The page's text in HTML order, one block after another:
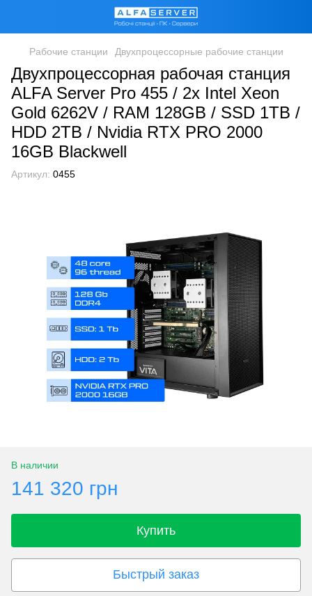
Рабочие станции Двухпроцессорные рабочие станции
Двухпроцессорная рабочая станция
ALFA Server Pro 455 / 2х Intel Xeon
Gold 6262V / RAM 128GB / SSD 1TB /
HDD 2TB / Nvidia RTX PRO 2000
16GB Blackwell
Артикул: 0455
В наличии
141 320 грн
Купить
Быстрый заказ